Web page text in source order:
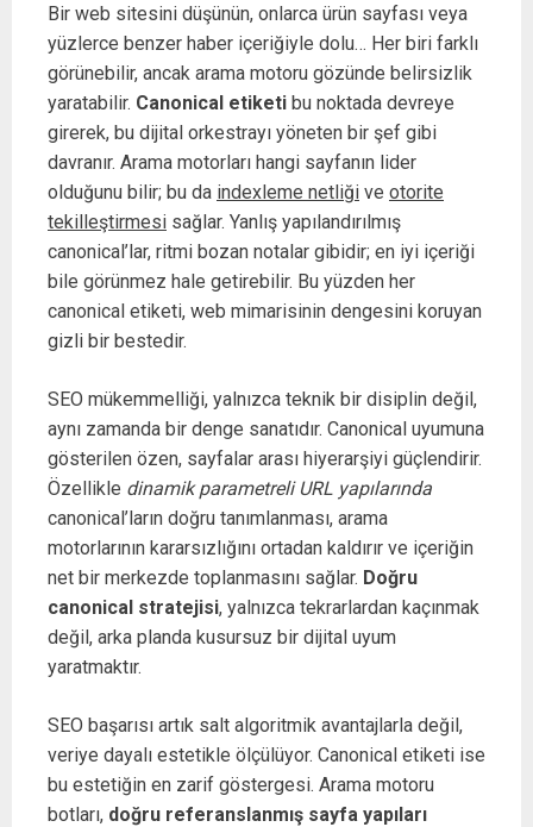
Bir web sitesini düşünün, onlarca ürün sayfası veya
yüzlerce benzer haber içeriğiyle dolu… Her biri farklı
görünebilir, ancak arama motoru gözünde belirsizlik
yaratabilir. Canonical etiketi bu noktada devreye
girerek, bu dijital orkestrayı yöneten bir şef gibi
davranır. Arama motorları hangi sayfanın lider
olduğunu bilir; bu da indexleme netliği ve otorite
tekilleştirmesi sağlar. Yanlış yapılandırılmış
canonical’lar, ritmi bozan notalar gibidir; en iyi içeriği
bile görünmez hale getirebilir. Bu yüzden her
canonical etiketi, web mimarisinin dengesini koruyan
gizli bir bestedir.
SEO mükemmelliği, yalnızca teknik bir disiplin değil,
aynı zamanda bir denge sanatıdır. Canonical uyumuna
gösterilen özen, sayfalar arası hiyerarşiyi güçlendirir.
Özellikle dinamik parametreli URL yapılarında
canonical’ların doğru tanımlanması, arama
motorlarının kararsızlığını ortadan kaldırır ve içeriğin
net bir merkezde toplanmasını sağlar. Doğru
canonical stratejisi, yalnızca tekrarlardan kaçınmak
değil, arka planda kusursuz bir dijital uyum
yaratmaktır.
SEO başarısı artık salt algoritmik avantajlarla değil,
veriye dayalı estetikle ölçülüyor. Canonical etiketi ise
bu estetiğin en zarif göstergesi. Arama motoru
botları, doğru referanslanmış sayfa yapıları